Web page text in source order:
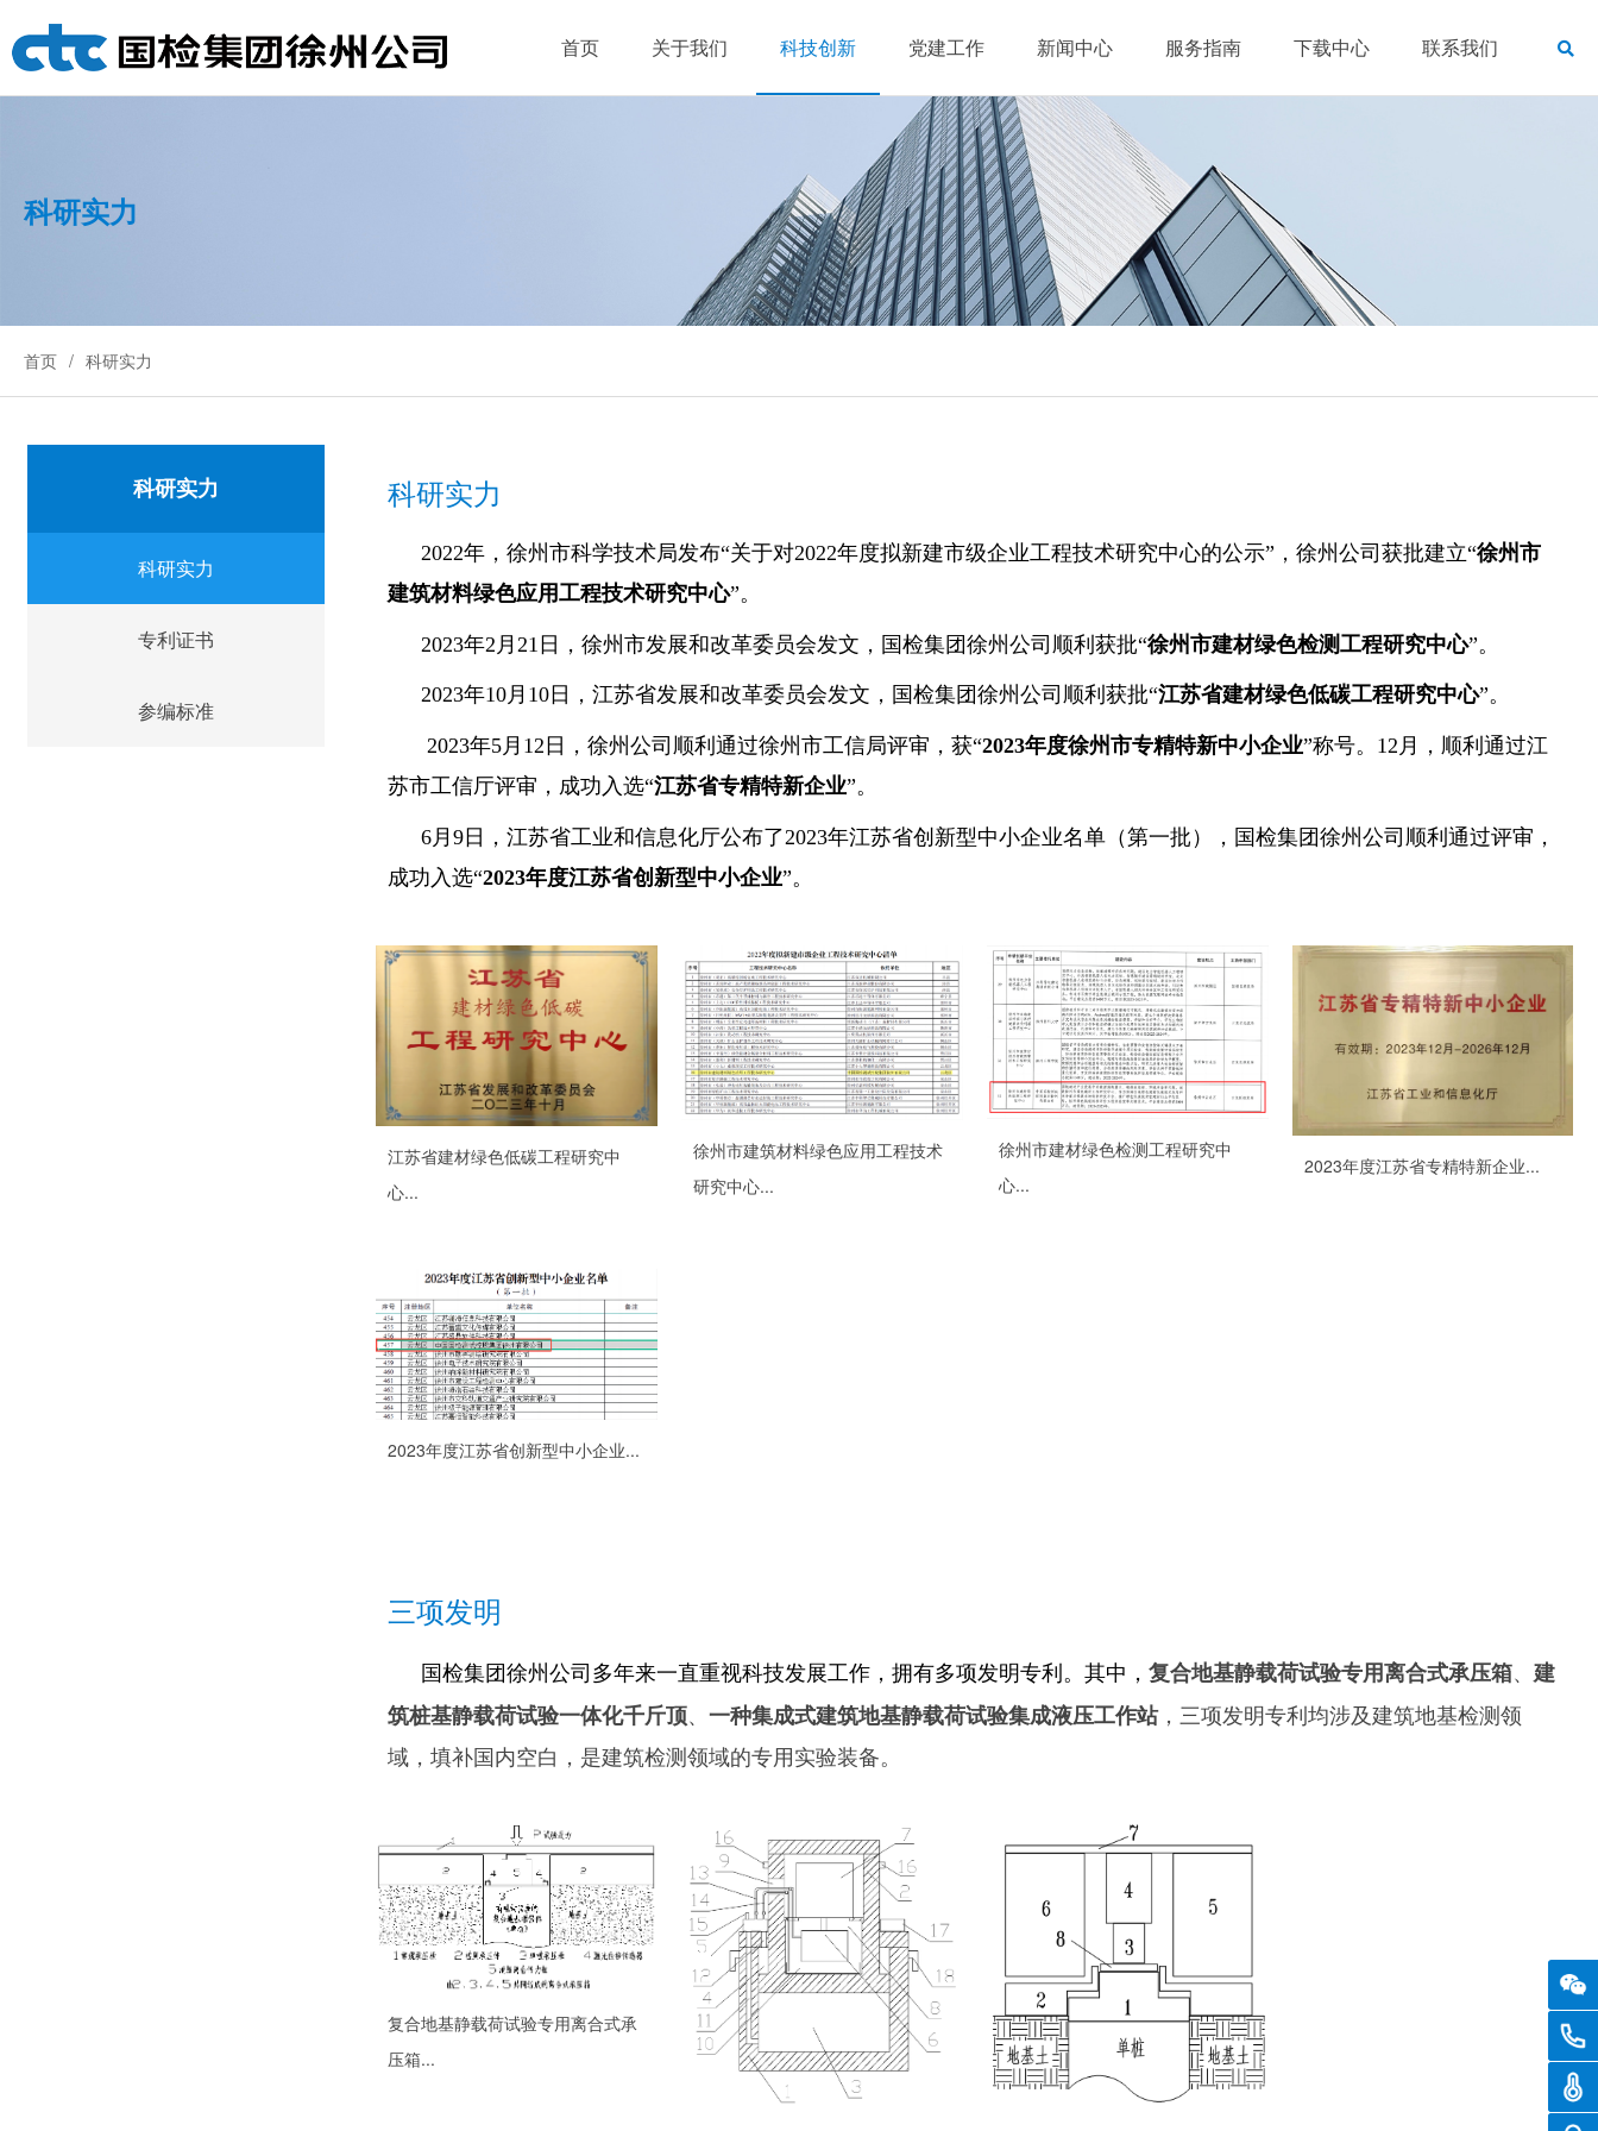
首页 关于我们 科技创新 党建工作 新闻中心 服务指南 下载中心 联系我们
科研实力
首页 科研实力
科研实力
科研实力
专利证书
参编标准
科研实力
2022年，徐州市科学技术局发布“关于对2022年度拟新建市级企业工程技术研究中心的公示”，徐州公司获批建立“徐州市
建筑材料绿色应用工程技术研究中心”。
2023年2月21日，徐州市发展和改革委员会发文，国检集团徐州公司顺利获批“徐州市建材绿色检测工程研究中心”。
2023年10月10日，江苏省发展和改革委员会发文，国检集团徐州公司顺利获批“江苏省建材绿色低碳工程研究中心”。
2023年5月12日，徐州公司顺利通过徐州市工信局评审，获“2023年度徐州市专精特新中小企业”称号。12月，顺利通过江
苏市工信厅评审，成功入选“江苏省专精特新企业”。
6月9日，江苏省工业和信息化厅公布了2023年江苏省创新型中小企业名单（第一批），国检集团徐州公司顺利通过评审，
成功入选“2023年度江苏省创新型中小企业”。
江苏省建材绿色低碳工程研究中
心...
徐州市建筑材料绿色应用工程技术
研究中心...
徐州市建材绿色检测工程研究中
心...
2023年度江苏省专精特新企业...
2023年度江苏省创新型中小企业...
三项发明
国检集团徐州公司多年来一直重视科技发展工作，拥有多项发明专利。其中 ，复合地基静载荷试验专用离合式承压箱、建
筑桩基静载荷试验一体化千斤顶、一种集成式建筑地基静载荷试验集成液压工作站， 三项发明专利均涉及建筑地基检测领
域，填补国内空白，是建筑检测领域的专用实验装备。
复合地基静载荷试验专用离合式承
压箱...
温